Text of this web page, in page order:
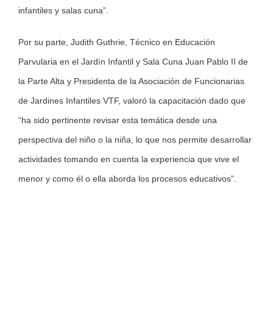
infantiles y salas cuna”.
Por su parte, Judith Guthrie, Técnico en Educación
Parvularia en el Jardín Infantil y Sala Cuna Juan Pablo II de
la Parte Alta y Presidenta de la Asociación de Funcionarias
de Jardines Infantiles VTF, valoró la capacitación dado que
“ha sido pertinente revisar esta temática desde una
perspectiva del niño o la niña, lo que nos permite desarrollar
actividades tomando en cuenta la experiencia que vive el
menor y como él o ella aborda los procesos educativos”.